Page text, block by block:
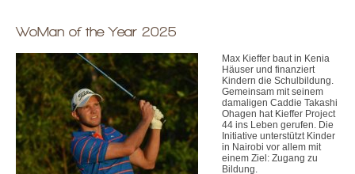
WoMan of the Year 2025
Max Kieffer baut in Kenia
Häuser und finanziert
Kindern die Schulbildung.
Gemeinsam mit seinem
damaligen Caddie Takashi
Ohagen hat Kieffer Project
44 ins Leben gerufen. Die
Initiative unterstützt Kinder
in Nairobi vor allem mit
einem Ziel: Zugang zu
Bildung.